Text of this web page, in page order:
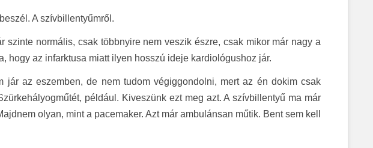
A szívbillentyűmről.
szinte normális, csak többnyire nem veszik észre, csak mikor már nagy a
hogy az infarktusa miatt ilyen hosszú ideje kardiológushoz jár.
jár az eszemben, de nem tudom végiggondolni, mert az én dokim csak
például. Kiveszünk ezt meg azt. A szívbillentyű ma már
olyan, mint a pacemaker. Azt már ambulánsan műtik. Bent sem kell